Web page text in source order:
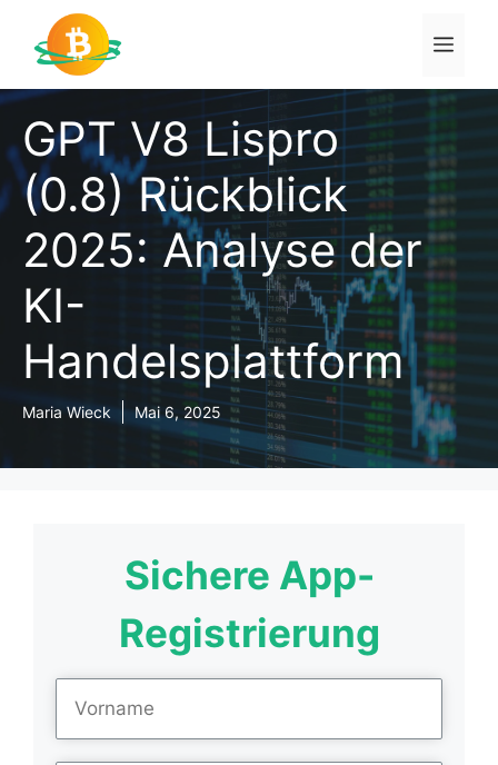
Inhalt
springen
GPT V8 Lispro
(0.8) Rückblick
2025: Analyse der
KI-
Handelsplattform
Maria Wieck Mai 6, 2025
Sichere App-
Registrierung